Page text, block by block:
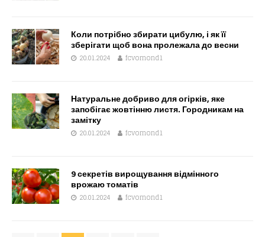
Коли потрібно збирати цибулю, і як її
зберігати щоб вона пролежала до весни
20.01.2024 fcvomond1
Натуральне добриво для огірків, яке
запобігає жовтінню листя. Городникам на
замітку
20.01.2024 fcvomond1
9 секретів вирощування відмінного
врожаю томатів
20.01.2024 fcvomond1